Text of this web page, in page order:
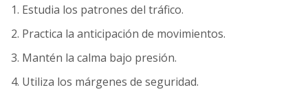
Estudia los patrones del tráfico.
Practica la anticipación de movimientos.
Mantén la calma bajo presión.
Utiliza los márgenes de seguridad.